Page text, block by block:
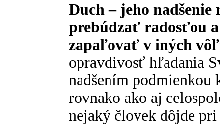
Duch – jeho
prebúdzať radosťou
zapaľovať v iných
opravdivosť hľadania
nadšením podmienkou
rovnako ako aj
nejaký človek dôjde